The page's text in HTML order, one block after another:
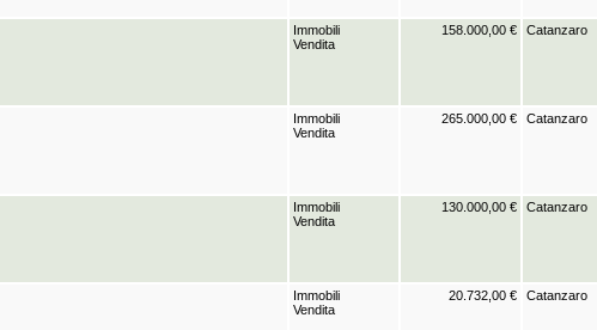
Immobili
Vendita
158.000,00 € Catanzaro
Immobili
Vendita
265.000,00 € Catanzaro
Immobili
Vendita
130.000,00 € Catanzaro
Immobili
Vendita
20.732,00 € Catanzaro